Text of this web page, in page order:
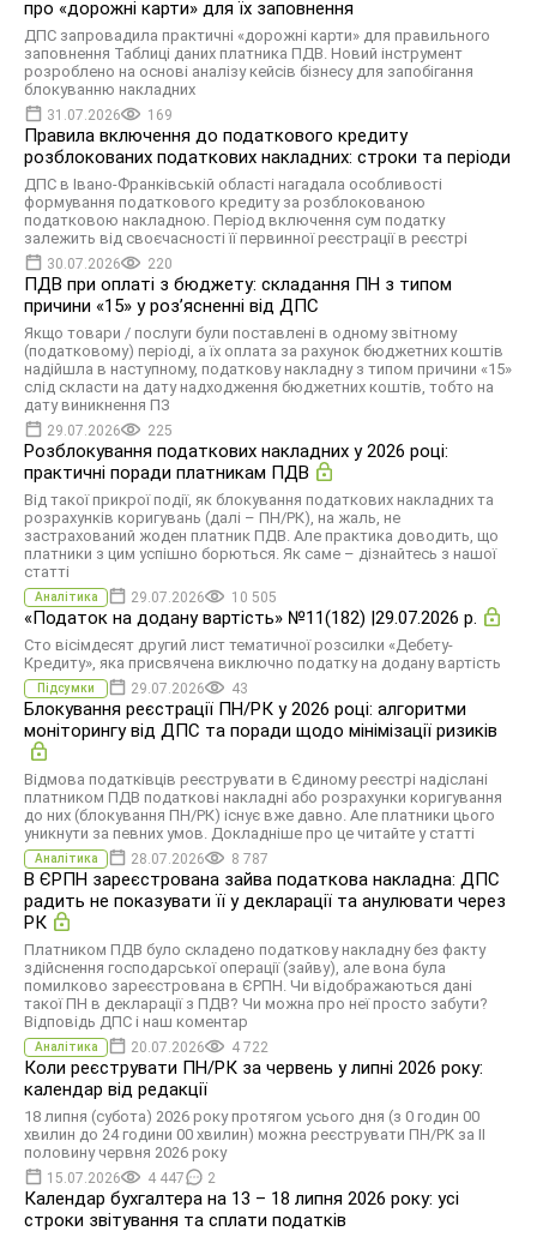
про «дорожні карти» для їх заповнення
ДПС запровадила практичні «дорожні карти» для правильного
заповнення Таблиці даних платника ПДВ. Новий інструмент
розроблено на основі аналізу кейсів бізнесу для запобігання
блокуванню накладних
31.07.2026 169
Правила включення до податкового кредиту
розблокованих податкових накладних: строки та періоди
ДПС в Івано-Франківській області нагадала особливості
формування податкового кредиту за розблокованою
податковою накладною. Період включення сум податку
залежить від своєчасності її первинної реєстрації в реєстрі
30.07.2026 220
ПДВ при оплаті з бюджету: складання ПН з типом
причини «15» у розʼясненні від ДПС
Якщо товари / послуги були поставлені в одному звітному
(податковому) періоді, а їх оплата за рахунок бюджетних коштів
надійшла в наступному, податкову накладну з типом причини «15»
слід скласти на дату надходження бюджетних коштів, тобто на
дату виникнення ПЗ
29.07.2026 225
Розблокування податкових накладних у 2026 році:
практичні поради платникам ПДВ
Від такої прикрої події, як блокування податкових накладних та
розрахунків коригувань (далі – ПН/РК), на жаль, не
застрахований жоден платник ПДВ. Але практика доводить, що
платники з цим успішно борються. Як саме – дізнайтесь з нашої
статті
Аналітика 29.07.2026 10 505
«Податок на додану вартість» №11(182) |29.07.2026 р.
Сто вісімдесят другий лист тематичної розсилки «Дебету-
Кредиту», яка присвячена виключно податку на додану вартість
Підсумки 29.07.2026 43
Блокування реєстрації ПН/РК у 2026 році: алгоритми
моніторингу від ДПС та поради щодо мінімізації ризиків
Відмова податківців реєструвати в Єдиному реєстрі надіслані
платником ПДВ податкові накладні або розрахунки коригування
до них (блокування ПН/РК) існує вже давно. Але платники цього
уникнути за певних умов. Докладніше про це читайте у статті
Аналітика 28.07.2026 8 787
В ЄРПН зареєстрована зайва податкова накладна: ДПС
радить не показувати її у декларації та анулювати через
РК
Платником ПДВ було складено податкову накладну без факту
здійснення господарської операції (зайву), але вона була
помилково зареєстрована в ЄРПН. Чи відображаються дані
такої ПН в декларації з ПДВ? Чи можна про неї просто забути?
Відповідь ДПС і наш коментар
Аналітика 20.07.2026 4 722
Коли реєструвати ПН/РК за червень у липні 2026 року:
календар від редакції
18 липня (субота) 2026 року протягом усього дня (з 0 годин 00
хвилин до 24 години 00 хвилин) можна реєструвати ПН/РК за ІІ
половину червня 2026 року
15.07.2026 4 447 2
Календар бухгалтера на 13 – 18 липня 2026 року: усі
строки звітування та сплати податків